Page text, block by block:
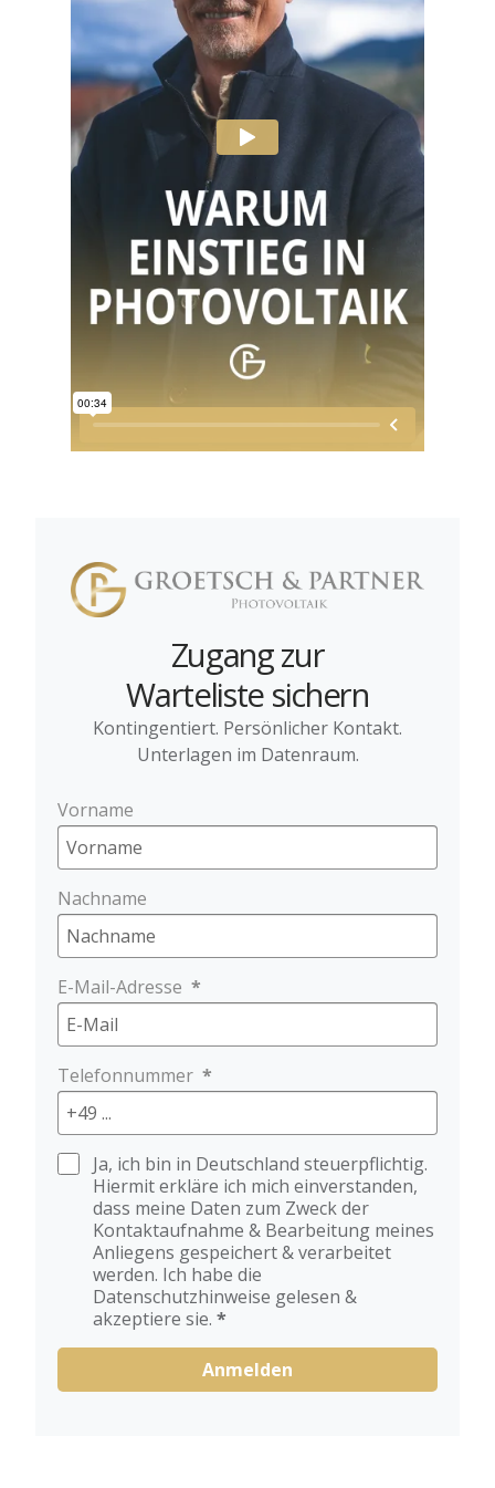
Zugang zur
Warteliste sichern
Kontingentiert. Persönlicher Kontakt.
Unterlagen im Datenraum.
Vorname
Nachname
E-Mail-Adresse
Telefonnummer
Ja, ich bin in Deutschland steuerpflichtig.
Hiermit erkläre ich mich einverstanden,
dass meine Daten zum Zweck der
Kontaktaufnahme & Bearbeitung meines
Anliegens gespeichert & verarbeitet
werden. Ich habe die
Datenschutzhinweise gelesen &
akzeptiere sie.
Anmelden